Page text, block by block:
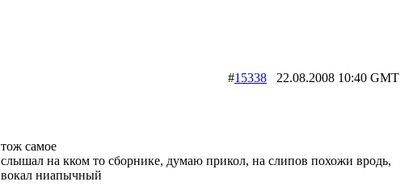
#15338 22.08.2008 10:40 GMT
тож самое
слышал на кком то сборнике, думаю прикол, на слипов похожи вродь,
вокал ниапычный